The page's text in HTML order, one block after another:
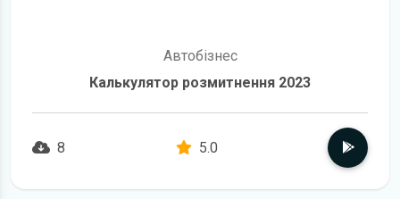
Автобізнес
Калькулятор розмитнення 2023
8
5.0